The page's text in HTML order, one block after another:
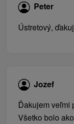
Peter
Ústretový,
Jozef
Ďakujem veľmi
Všetko bolo